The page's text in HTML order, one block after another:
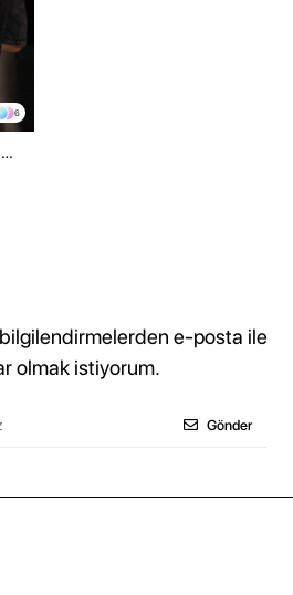
6
e-posta ile
olmak istiyorum.
Gönder